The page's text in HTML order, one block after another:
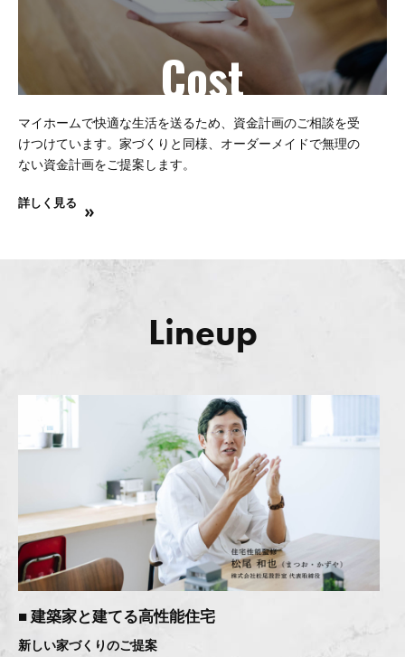
Cost
マイホームで快適な生活を送るため、資金計画のご相談を受
けつけています。家づくりと同様、オーダーメイドで無理の
ない資金計画をご提案します。
詳しく見る
Lineup
■ 建築家と建てる高性能住宅
新しい家づくりのご提案